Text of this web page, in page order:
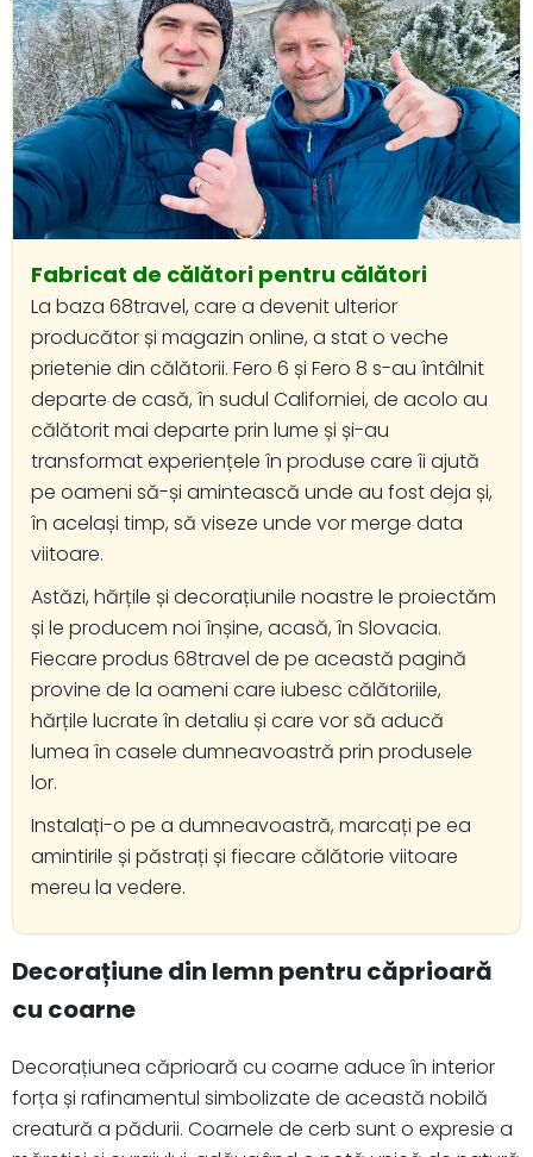
Fabricat de călători pentru călători
La baza 68travel, care a devenit ulterior
producător și magazin online, a stat o veche
prietenie din călătorii. Fero 6 și Fero 8 s-au întâlnit
departe de casă, în sudul Californiei, de acolo au
călătorit mai departe prin lume și și-au
transformat experiențele în produse care îi ajută
pe oameni să-și amintească unde au fost deja și,
în același timp, să viseze unde vor merge data
viitoare.
Astăzi, hărțile și decorațiunile noastre le proiectăm
și le producem noi înșine, acasă, în Slovacia.
Fiecare produs 68travel de pe această pagină
provine de la oameni care iubesc călătoriile,
hărțile lucrate în detaliu și care vor să aducă
lumea în casele dumneavoastră prin produsele
lor.
Instalați-o pe a dumneavoastră, marcați pe ea
amintirile și păstrați și fiecare călătorie viitoare
mereu la vedere.
Decorațiune din lemn pentru căprioară
cu coarne
Decorațiunea căprioară cu coarne aduce în interior
forța și rafinamentul simbolizate de această nobilă
creatură a pădurii. Coarnele de cerb sunt o expresie a